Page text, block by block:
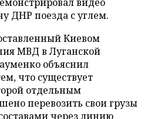
ДНР поезда с углем.
Киевом
МВД в Луганской
объяснил
что существует
отдельным
перевозить свои грузы
через линию